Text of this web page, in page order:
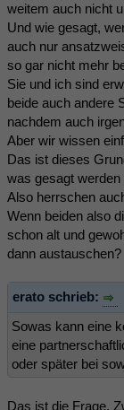
weitem auch nicht
Und wie gesagt,
auch nur
so gar nicht mehr
Sie und ich sind
beide auch andere
nachdem auch
Aber wir wissen
Das ist dieses
was gesagt
Also herrschen
Wenn beiden also
schon alt und
dann austauschen?
erato schrieb:
Sowas kann eine
eine
oder später bei
Das ist die Frage.